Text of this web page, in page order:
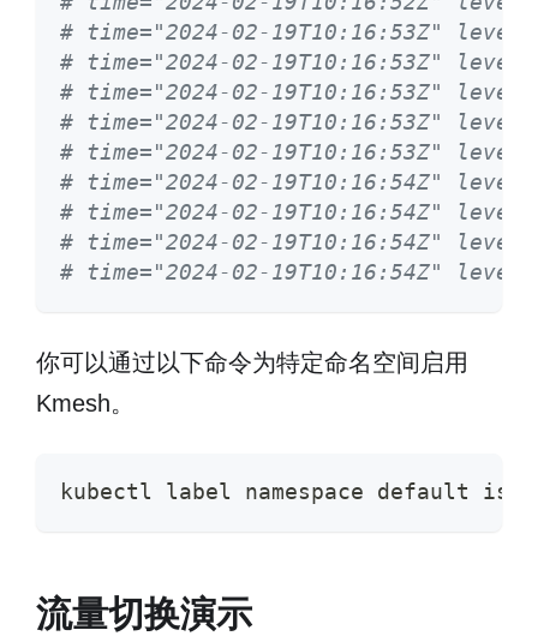
# time="2024-02-19T10:16:53Z"
# time="2024-02-19T10:16:53Z"
# time="2024-02-19T10:16:53Z"
# time="2024-02-19T10:16:53Z"
# time="2024-02-19T10:16:53Z"
# time="2024-02-19T10:16:54Z"
# time="2024-02-19T10:16:54Z"
# time="2024-02-19T10:16:54Z"
# time="2024-02-19T10:16:54Z"
你可以通过以下命令为特定命名空间启用
Kmesh。
kubectl label namespace default
流量切换演示